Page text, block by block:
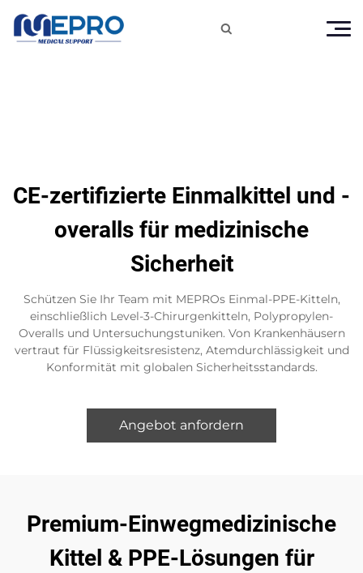

CE-zertifizierte Einmalkittel und -
overalls für medizinische
Sicherheit
Schützen Sie Ihr Team mit MEPROs Einmal-PPE-Kitteln,
einschließlich Level-3-Chirurgenkitteln, Polypropylen-
Overalls und Untersuchungstuniken. Von Krankenhäusern
vertraut für Flüssigkeitsresistenz, Atemdurchlässigkeit und
Konformität mit globalen Sicherheitsstandards.
Angebot anfordern
Premium-Einwegmedizinische
Kittel & PPE-Lösungen für